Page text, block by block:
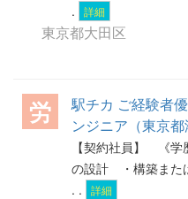
.
詳細
東京都大田区
労
駅チカ ご経験者
ンジニア（東京
【契約社員】 《
の設計 ・構築また
. .
詳細